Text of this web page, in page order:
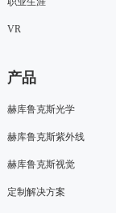
VR
产品
赫库鲁克斯光学
赫库鲁克斯紫外线
赫库鲁克斯视觉
定制解决方案